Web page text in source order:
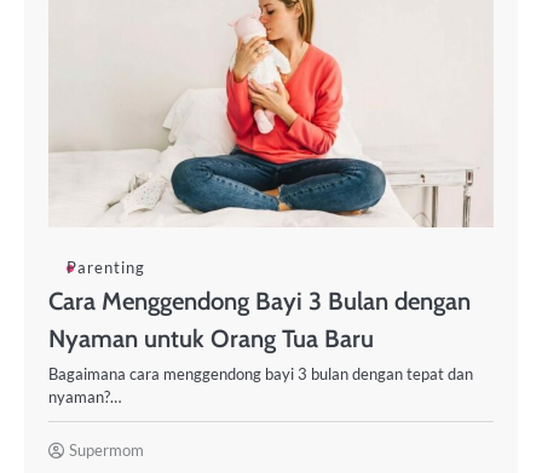
Parenting
Cara Menggendong Bayi 3 Bulan dengan
Nyaman untuk Orang Tua Baru
Bagaimana cara menggendong bayi 3 bulan dengan tepat dan
nyaman?…
Supermom